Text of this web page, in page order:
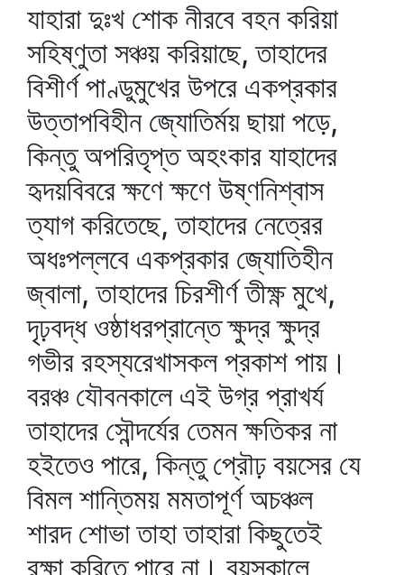
যাহারা দুঃখ শোক নীরবে বহন করিয়া
সহিষ্ণুতা সঞ্চয় করিয়াছে, তাহাদের
বিশীর্ণ পাণ্ডুমুখের উপরে একপ্রকার
উত্তাপবিহীন জ্যোতির্ময় ছায়া পড়ে,
কিন্তু অপরিতৃপ্ত অহংকার যাহাদের
হৃদয়বিবরে ক্ষণে ক্ষণে উষ্ণনিশ্বাস
ত্যাগ করিতেছে, তাহাদের নেত্রের
অধঃপল্লবে একপ্রকার জ্যোতিহীন
জ্বালা, তাহাদের চিরশীর্ণ তীক্ষ্ণ মুখে,
দৃঢ়বদ্ধ ওষ্ঠাধরপ্রান্তে ক্ষুদ্র ক্ষুদ্র
গভীর রহস্যরেখাসকল প্রকাশ পায়।
বরঞ্চ যৌবনকালে এই উগ্র প্রাখর্য
তাহাদের সৌন্দর্যের তেমন ক্ষতিকর না
হইতেও পারে, কিন্তু প্রৌঢ় বয়সের যে
বিমল শান্তিময় মমতাপূর্ণ অচঞ্চল
শারদ শোভা তাহা তাহারা কিছুতেই
রক্ষা করিতে পারে না। বয়সকালে